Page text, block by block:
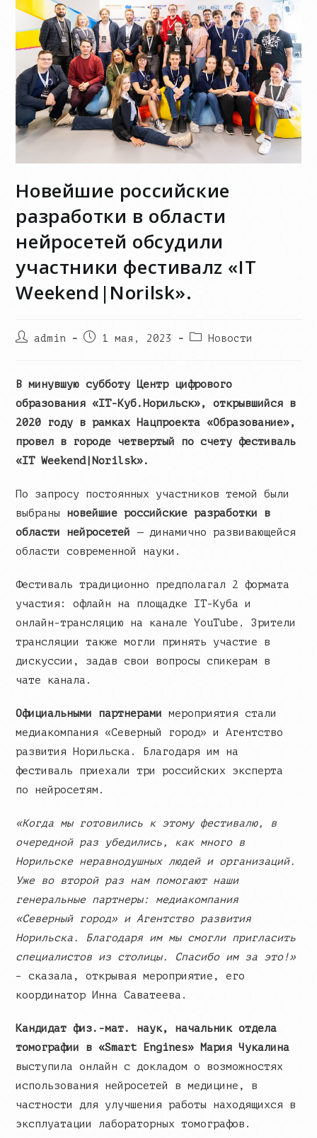
Новейшие российские
разработки в области
нейросетей обсудили
участники фестивалz «IT
Weekend|Norilsk».
Postadmin
Запись1 мая, 2023
PostНовости
В минувшую субботу Центр цифрового
образования «IT-Куб.Норильск», открывшийся в
2020 году в рамках Нацпроекта «Образование»,
провел в городе четвертый по счету фестиваль
«IT Weekend|Norilsk».
По запросу постоянных участников темой были
выбраны новейшие российские разработки в
области нейросетей — динамично развивающейся
области современной науки.
Фестиваль традиционно предполагал 2 формата
участия: офлайн на площадке IT-Куба и
онлайн-трансляцию на канале YouTube. Зрители
трансляции также могли принять участие в
дискуссии, задав свои вопросы спикерам в
чате канала.
Официальными партнерами мероприятия стали
медиакомпания «Северный город» и Агентство
развития Норильска. Благодаря им на
фестиваль приехали три российских эксперта
по нейросетям.
«Когда мы готовились к этому фестивалю, в
очередной раз убедились, как много в
Норильске неравнодушных людей и организаций.
Уже во второй раз нам помогают наши
генеральные партнеры: медиакомпания
«Северный город» и Агентство развития
Норильска. Благодаря им мы смогли пригласить
специалистов из столицы. Спасибо им за это!»
– сказала, открывая мероприятие, его
координатор Инна Саватеева.
Кандидат физ.-мат. наук, начальник отдела
томографии в «Smart Engines» Мария Чукалина
выступила онлайн с докладом
о
возможностях
использования нейросетей в медицине, в
частности для улучшения работы находящихся в
эксплуатации лабораторных томографов.